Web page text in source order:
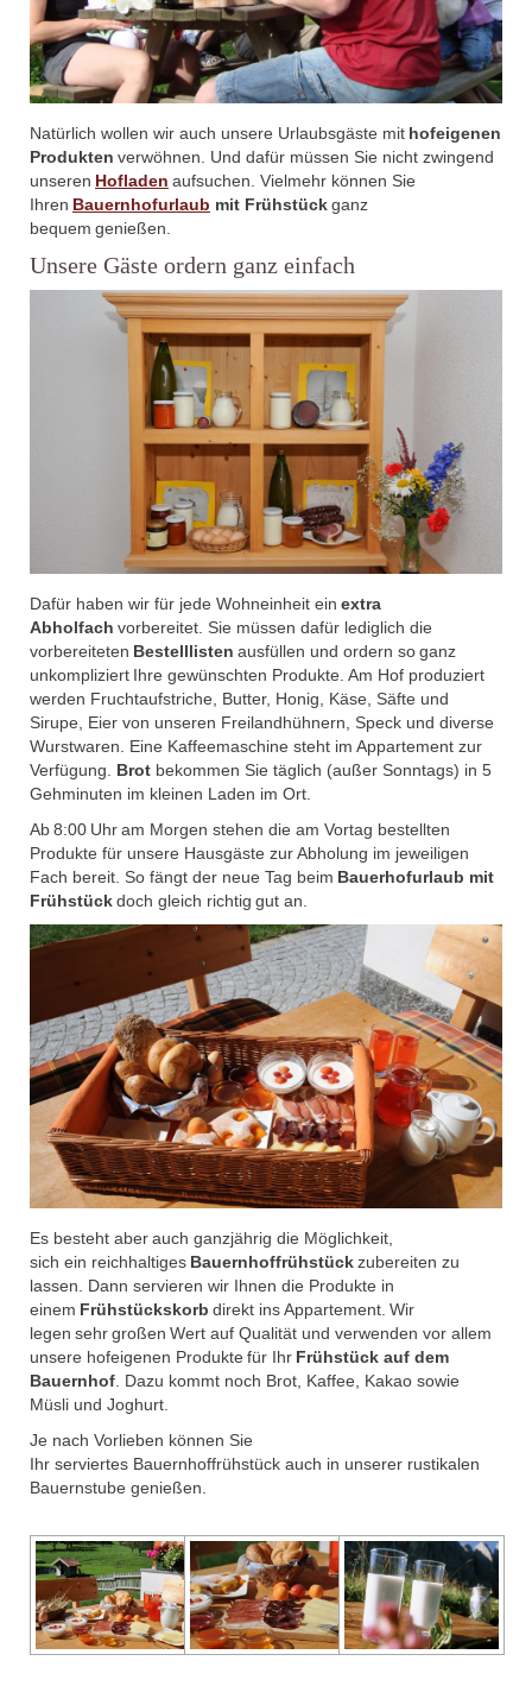
Natürlich wollen wir auch unsere Urlaubsgäste mit hofeigenen
Produkten verwöhnen. Und dafür müssen Sie nicht zwingend
unseren Hofladen aufsuchen. Vielmehr können Sie
Ihren Bauernhofurlaub mit Frühstückganz
bequem genießen.
Unsere Gäste ordern ganz einfach
Dafür haben wir für jede Wohneinheit ein extra
Abholfach vorbereitet. Sie müssen dafür lediglich die
vorbereiteten Bestelllisten ausfüllen und ordern so ganz
unkompliziert Ihre gewünschten Produkte. Am Hof produziert
werden Fruchtaufstriche, Butter, Honig, Käse, Säfte und
Sirupe, Eier von unseren Freilandhühnern, Speck und diverse
Wurstwaren. Eine Kaffeemaschine steht im Appartement zur
Verfügung. Brot bekommen Sie täglich (außer Sonntags) in 5
Gehminuten im kleinen Laden im Ort.
Ab 8:00 Uhr am Morgen stehen die am Vortag bestellten
Produkte für unsere Hausgäste zur Abholung im jeweiligen
Fach bereit. So fängt der neue Tag beim Bauerhofurlaub mit
Frühstückdoch gleich richtig gut an.
Es besteht aber auch ganzjährig die Möglichkeit,
sich ein reichhaltiges Bauernhoffrühstückzubereiten zu
lassen. Dann servieren wir Ihnen die Produkte in
einem Frühstückskorb direkt ins Appartement. Wir
legen sehr großen Wert auf Qualität und verwenden vor allem
unsere hofeigenen Produkte für Ihr Frühstück auf dem
Bauernhof . Dazu kommt noch Brot, Kaffee, Kakao sowie
Müsli und Joghurt.
Je nach Vorlieben können Sie
Ihr serviertes Bauernhoffrühstück auch in unserer rustikalen
Bauernstube genießen.